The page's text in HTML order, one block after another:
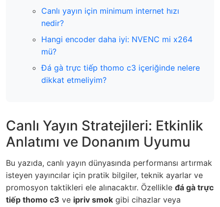
Canlı yayın için minimum internet hızı
nedir?
Hangi encoder daha iyi: NVENC mi x264
mü?
Đá gà trực tiếp thomo c3 içeriğinde nelere
dikkat etmeliyim?
Canlı Yayın Stratejileri: Etkinlik
Anlatımı ve Donanım Uyumu
Bu yazıda, canlı yayın dünyasında performansı artırmak
isteyen yayıncılar için pratik bilgiler, teknik ayarlar ve
promosyon taktikleri ele alınacaktır. Özellikle đá gà trực
tiếp thomo c3 ve ipriv smok gibi cihazlar veya